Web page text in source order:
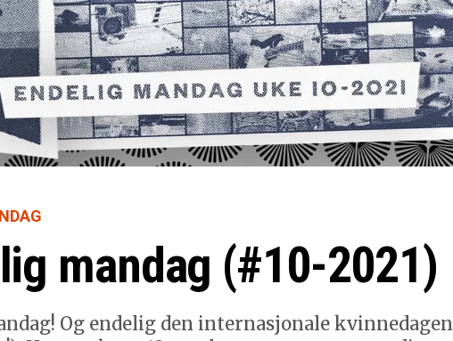
mandag (#10-2021)
Og endelig den internasjonale kvinnedagen